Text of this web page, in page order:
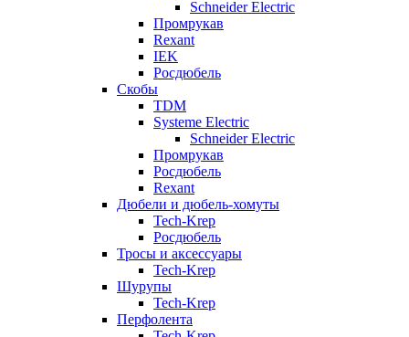
Schneider Electric
Промрукав
Rexant
IEK
Росдюбель
Скобы
TDM
Systeme Electric
Schneider Electric
Промрукав
Росдюбель
Rexant
Дюбели и дюбель-хомуты
Tech-Krep
Росдюбель
Тросы и аксессуары
Tech-Krep
Шурупы
Tech-Krep
Перфолента